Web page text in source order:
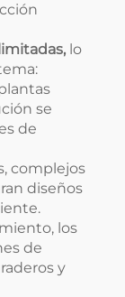
lo
se
de
complejos
diseños
los
de
y